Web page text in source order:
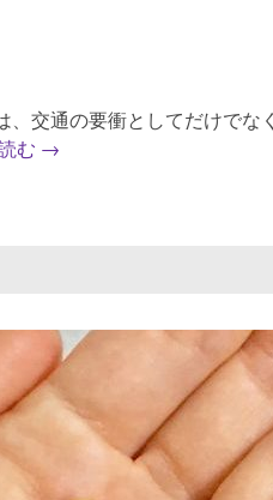
、交通の要衝としてだけでな
む →